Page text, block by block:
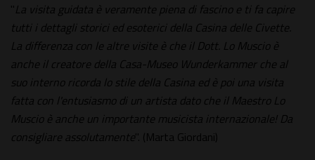
"La visita guidata è veramente piena di fascino e ti fa capire
tutti i dettagli storici ed esoterici della Casina delle Civette.
La differenza con le altre visite è che il Dott. Lo Muscio è
anche il creatore della Casa-Museo Wunderkammer che al
suo interno ricorda lo stile della Casina ed è poi una visita
fatta con l'entusiasmo di un artista dato che il Maestro Lo
Muscio è anche un importante musicista internazionale! Da
consigliare assolutamente". (Marta Giordani)